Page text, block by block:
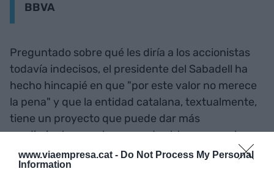
www.viaempresa.cat - Do Not Process My Personal
Information
BBVA
Preguntado sobre qué les diría a los accionistas
todavía indecisos, el presidente del Sabadell ha
hecho hincapié en que "por este valor no merece
la pena" y que la entidad catalana, textualmente,
tiene un proyecto que puede dar más
rendimiento que el que puede obtener con el
BBVA.